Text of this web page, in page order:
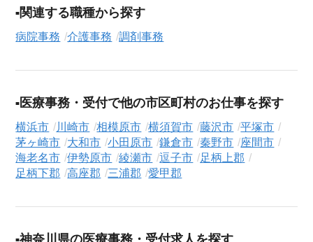
にサポートします。この求人を含む
だけの非公開求人です。
ご利用の流れ
る」ボタンからご登録ください。シニア専門のキャリアアドバ
イザーが、これまでのご経歴やご希望を丁寧にヒアリングし、
職務経歴書の作成から面接対策、企業との条件交渉まで、転職
活動の全プロセスを無料でサポートいたします。
求人検索について
（正社員、契約社員、アルバイト・パート）や、勤務地、年
関連する職種から探す
病院事務 介護事務 調剤事務
医療事務・受付で他の市区町村のお仕事を探す
横浜市 川崎市 相模原市 横須賀市 藤沢市
平塚市
茅ヶ崎市
大和市 小田原市 鎌倉市 秦野市
座間市
海老名市
伊勢原市 綾瀬市 逗子市
足柄上郡
足柄下郡
高座郡 三浦郡 愛甲郡